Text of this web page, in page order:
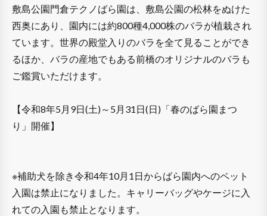
敷島公園門倉テクノばら園は、敷島公園の松林をぬけた
西奥にあり、園内には約800種4,000株のバラが植栽され
ています。世界の殿堂入りのバラを全て見ることができ
るほか、バラの産地でもある前橋のオリジナルのバラも
ご鑑賞いただけます。
【令和8年5月9日(土)～5月31日(日)「春のばら園まつ
り」開催】
※補助犬を除き令和4年10月1日からばら園内へのペット
入園は禁止になりました。キャリーバッグやケージに入
れての入園も禁止となります。